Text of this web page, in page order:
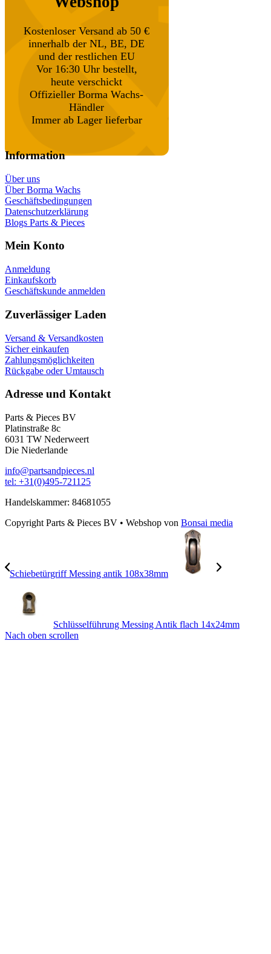
Kostenloser Versand ab 50 €
innerhalb der NL, BE, DE
und der restlichen EU
Vor 16:30 Uhr bestellt,
heute verschickt
Offizieller Borma Wachs-
Händler
Immer ab Lager lieferbar
Information
Über uns
Über Borma Wachs
Geschäftsbedingungen
Datenschutzerklärung
Blogs Parts & Pieces
Mein Konto
Anmeldung
Einkaufskorb
Geschäftskunde anmelden
Zuverlässiger Laden
Versand & Versandkosten
Sicher einkaufen
Zahlungsmöglichkeiten
Rückgabe oder Umtausch
Adresse und Kontakt
Parts & Pieces BV
Platinstraße 8c
6031 TW Nederweert
Die Niederlande
info@partsandpieces.nl
tel: +31(0)495-721125
Handelskammer: 84681055
Copyright Parts & Pieces BV • Webshop von Bonsai media
Schiebetürgriff Messing antik 108x38mm
Schlüsselführung Messing Antik flach 14x24mm
Nach oben scrollen